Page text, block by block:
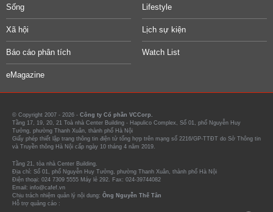
Sống Lifestyle
Xã hội Lịch sự kiện
Báo cáo phân tích Watch List
eMagazine
© Copyright 2007 - 2026 - Công ty Cổ phần VCCorp.
Tầng 17, 19, 20, 21 Toà nhà Center Building - Hapulico Complex, Số 01, phố Nguyễn Huy
Tưởng, phường Thanh Xuân, thành phố Hà Nội
Giấy phép thiết lập trang thông tin điện tử tổng hợp trên mạng số 2216/GP-TTĐT do Sở Thông tin
và Truyền thông Hà Nội cấp ngày 10 tháng 4 năm 2019.
Tầng 21, tòa nhà Center Building.
Địa chỉ: Số 01, phố Nguyễn Huy Tưởng, phường Thanh Xuân, thành phố Hà Nội
Điện thoại: 024 7309 5555 Máy lẻ 292. Fax: 024-39744082
Email: info@cafef.vn
Chịu trách nhiệm quản lý nội dung: Ông Nguyễn Thế Tân
Hỗ trợ quảng cáo :